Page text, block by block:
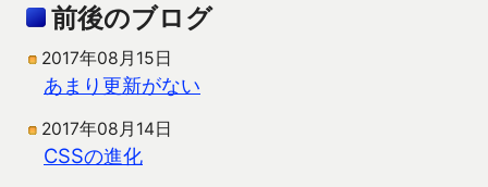
前後のブログ
2017年08月15日
あまり更新がない
2017年08月14日
CSSの進化